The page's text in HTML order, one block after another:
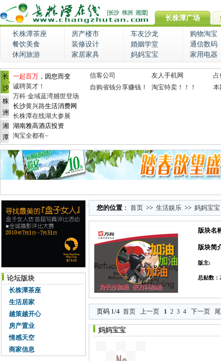
长株潭广场
长株潭茶座 房产楼市 车友沙龙
购物淘宝
餐饮美食
装修设计 婚姻学堂
通信数码
休闲旅游
家居家具 妈妈宝宝 家用电器
长
沙
株
洲
湘
潭
一起百万 ，因您而变
诚聘英才！
万科·金域蓝湾撼世登场
长沙黄兴路生活消费网
长株潭在线湖大参展
湖南雅高酒店投资
淘宝全都有~
信客公司 友人手机网
占
自购省钱分享赚钱！
淘宝特卖！！！ 本
论坛版块
长株潭茶座
生活居家
越策越开心
房产置业
情感天空
商家信息
您的位置 ： 首页 >> 生活娱乐 >> 妈妈宝宝
版块名
版块简
版主:
总贴数：
页码 1/4 首页 上一页 1 2 3 4 下一页
妈妈宝宝